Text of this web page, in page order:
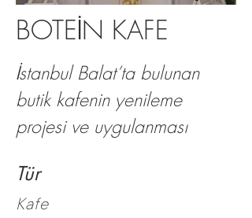
Botein Kafe Dışarıdan
BOTEİN KAFE
İstanbul Balat’ta bulunan
butik kafenin yenileme
projesi ve uygulanması
Tür
Kafe